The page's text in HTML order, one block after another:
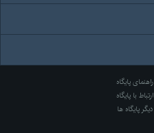
راهنمای پایگاه
ارتباط با پایگاه
دیگر پایگاه ها